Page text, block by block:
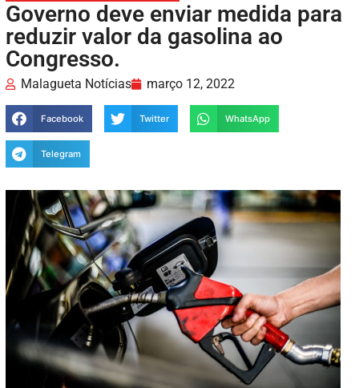
Governo deve enviar medida para
reduzir valor da gasolina ao
Congresso.
Malagueta Notícias março 12, 2022
Facebook Twitter WhatsApp
Telegram